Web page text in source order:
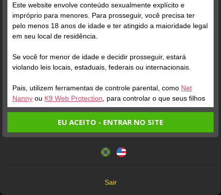
Posts (43) Fotos (20) Vídeos
Grátis
Verifique sua conta
4:39
Verifique sua conta
1
Este website utiliza cookies e tecnologias semelhantes de
Política de Privacidade
você concorda com estes termos.
Este website envolve conteúdo sexualmente explícito e
impróprio para menores. Para prosseguir, você precisa ter
pelo menos 18 anos de idade e ter atingido a maioridade legal
em seu local de residência.
Se você for menor de idade e decidir prosseguir, estará
violando leis locais, estaduais, federais ou internacionais.
Pais, utilizem ferramentas de controle parental, como Net
Nanny ou K9 Web Protection, para controlar o que seus filhos
veem.
fatos:
Tenho ao menos 18 anos de idade e sou maior de idade
EU ACEITO - ENTRAR NO SITE
Sair